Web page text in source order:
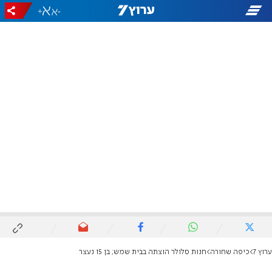
-
+
ערוץ 7 כיפה שחורה חנות סלולר הוצתה בבית שמש; בן 15 נעצר